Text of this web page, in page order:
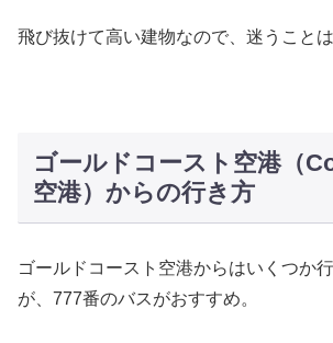
飛び抜けて高い建物なので、迷うこと
ゴールドコースト空港（
空港）からの行き方
ゴールドコースト空港からはいくつか
が、777番のバスがおすすめ。